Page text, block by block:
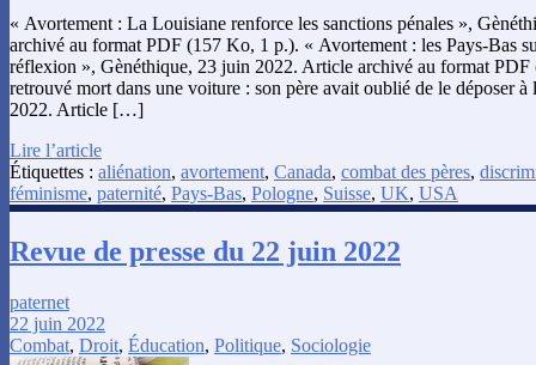
« Avortement : La Louisiane renforce les sanctions pénales »,
archivé au format PDF (157 Ko, 1 p.). « Avortement : les Pays-Bas
réflexion », Gènéthique, 23 juin 2022. Article archivé au format
retrouvé mort dans une voiture : son père avait oublié de le déposer
2022. Article […]
Lire l’article
Étiquettes : aliénation, avortement, Canada, combat des pères,
féminisme, paternité, Pays-Bas, Pologne, Suisse, UK, USA
Revue de presse du 22 juin 2022
paternet
22 juin 2022
Combat, Droit, Éducation, Politique, Sociologie